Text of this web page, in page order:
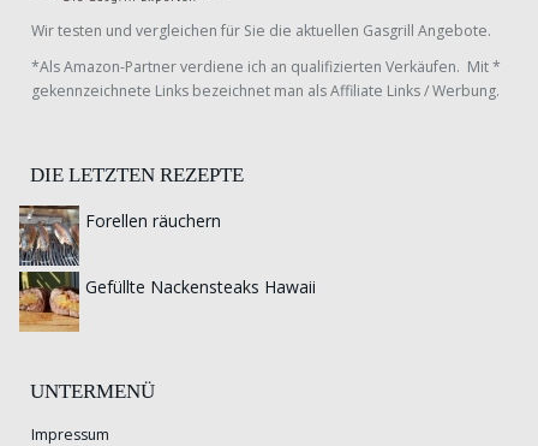
Wir testen und vergleichen für Sie die aktuellen Gasgrill Angebote.
*Als Amazon-Partner verdiene ich an qualifizierten Verkäufen. Mit *
gekennzeichnete Links bezeichnet man als Affiliate Links / Werbung.
DIE LETZTEN REZEPTE
Forellen räuchern
Gefüllte Nackensteaks Hawaii
UNTERMENÜ
Impressum